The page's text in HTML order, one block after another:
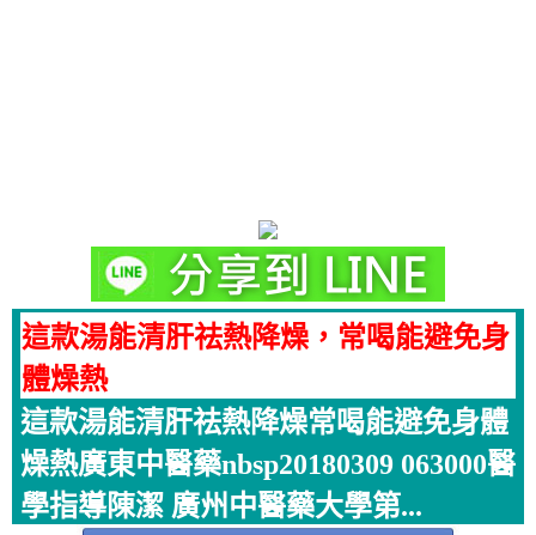
這款湯能清肝祛熱降燥，常喝能避免身
體燥熱
這款湯能清肝祛熱降燥常喝能避免身體
燥熱廣東中醫藥nbsp20180309 063000醫
學指導陳潔 廣州中醫藥大學第...